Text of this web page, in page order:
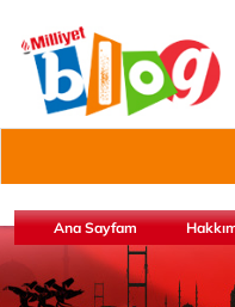
Ana Sayfam